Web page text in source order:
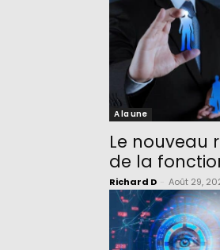
A la une
Le nouveau
de la
Richard D Août 29,